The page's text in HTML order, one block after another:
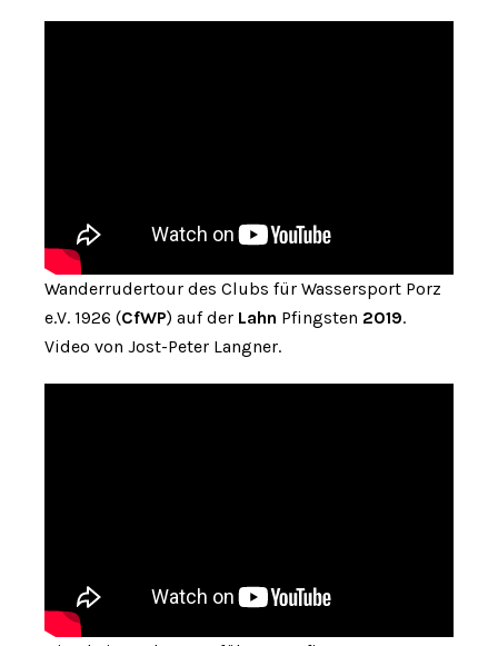
Wanderrudertour des Clubs für Wassersport Porz
e.V. 1926 (CfWP) auf der Lahn Pfingsten 2019.
Video von Jost-Peter Langner.